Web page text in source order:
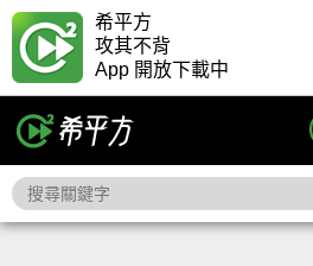
希平方
攻其不背
App 開放下載中